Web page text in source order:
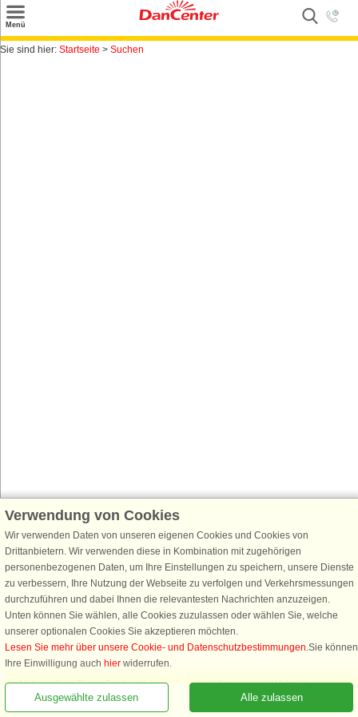
Rufen Sie an, um zu buchen
Menü
Suchen
Sie sind hier: Startseite > Suchen
Verwendung von Cookies
Wir verwenden Daten von unseren eigenen Cookies und Cookies von
Drittanbietern. Wir verwenden diese in Kombination mit zugehörigen
personenbezogenen Daten, um Ihre Einstellungen zu speichern, unsere Dienste
zu verbessern, Ihre Nutzung der Webseite zu verfolgen und Verkehrsmessungen
durchzuführen und dabei Ihnen die relevantesten Nachrichten anzuzeigen.
Unten können Sie wählen, alle Cookies zuzulassen oder wählen Sie, welche
unserer optionalen Cookies Sie akzeptieren möchten.
Lesen Sie mehr über unsere Cookie- und Datenschutzbestimmungen.Sie können
Ihre Einwilligung auch hier widerrufen.
Notwendige: Diese Cookies tragen dazu bei, dass unsere Webseite
funktioniert, indem sie grundlegende Funktionen, wie das Erinnern an die
Alle zulassen
Ausgewählte zulassen